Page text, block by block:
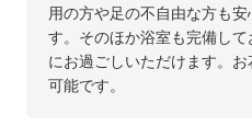
用の方や足の不自由な方も
す。そのほか浴室も完備し
にお過ごしいただけます。
可能です。